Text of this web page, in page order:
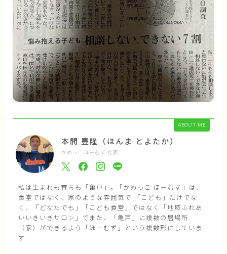
ABOUT ME
本間 豊隆（ほんま とよたか）
かめっこ ほーむず 代表
私は生まれも育ちも「亀戸」｡ 「かめっこ ほーむず」は、
食堂ではなく、家のような雰囲気で 「こども」だけでな
く、「どなたでも」「こども食堂」ではなく「地域ふれあ
いいきいきサロン」でまた、「亀戸」に複数の居場所
（家）ができるよう「ほーむず」という複数形にしていま
す